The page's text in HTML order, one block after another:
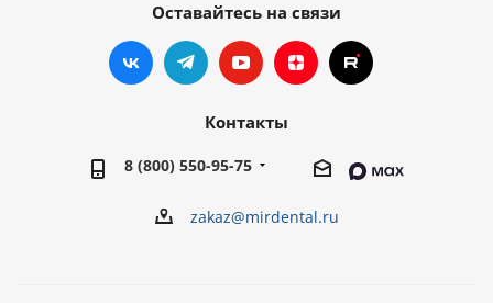
Оставайтесь на связи
Контакты
8 (800) 550-95-75
zakaz@mirdental.ru